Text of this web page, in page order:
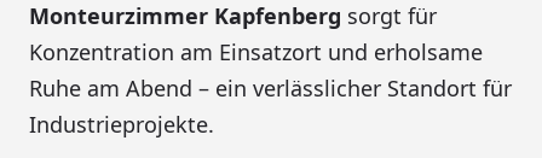
Monteurzimmer Kapfenberg sorgt für
Konzentration am Einsatzort und erholsame
Ruhe am Abend – ein verlässlicher Standort für
Industrieprojekte.